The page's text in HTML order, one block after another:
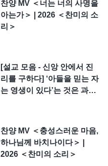
찬양 MV ＜너는 너의 사명을
아는가＞ | 2026 ＜찬미의 소
리＞
[설교 모음 - 신앙 안에서 진
리를 구하다] ‘아들을 믿는 자
는 영생이 있다’는 것은 과연
찬양 MV ＜충성스러운 마음,
하나님께 바치나이다＞ |
2026 ＜찬미의 소리＞